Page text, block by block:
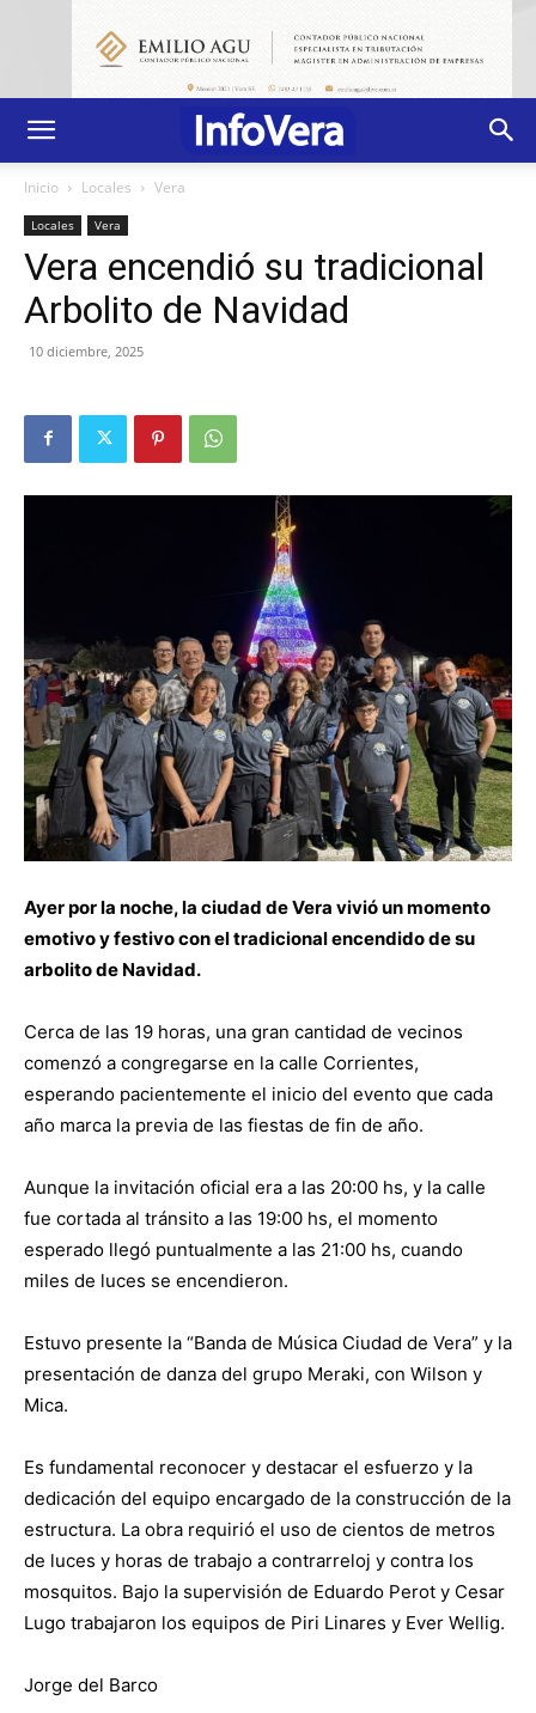
Inicio Locales Vera
Locales Vera
Vera encendió su tradicional
Arbolito de Navidad
10 diciembre, 2025
Ayer por la noche, la ciudad de Vera vivió un momento
emotivo y festivo con el tradicional encendido de su
arbolito de Navidad.
Cerca de las 19 horas, una gran cantidad de vecinos
comenzó a congregarse en la calle Corrientes,
esperando pacientemente el inicio del evento que cada
año marca la previa de las fiestas de fin de año.
Aunque la invitación oficial era a las 20:00 hs, y la calle
fue cortada al tránsito a las 19:00 hs, el momento
esperado llegó puntualmente a las 21:00 hs, cuando
miles de luces se encendieron.
Estuvo presente la “Banda de Música Ciudad de Vera” y la
presentación de danza del grupo Meraki, con Wilson y
Mica.
Es fundamental reconocer y destacar el esfuerzo y la
dedicación del equipo encargado de la construcción de la
estructura. La obra requirió el uso de cientos de metros
de luces y horas de trabajo a contrarreloj y contra los
mosquitos. Bajo la supervisión de Eduardo Perot y Cesar
Lugo trabajaron los equipos de Piri Linares y Ever Wellig.
Jorge del Barco